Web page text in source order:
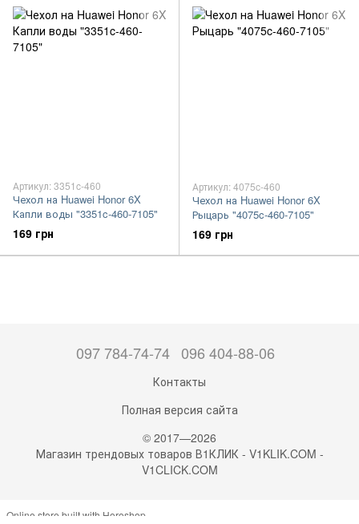
Артикул: 3351c-460
Чехол на Huawei Honor 6X
Капли воды "3351c-460-7105"
169 грн
Артикул: 4075c-460
Чехол на Huawei Honor 6X
Рыцарь "4075c-460-7105"
169 грн
097 784-74-74 096 404-88-06
Контакты
Полная версия сайта
© 2017—2026
Магазин трендовых товаров В1КЛИК - V1KLIK.COM -
V1CLICK.COM
Online store built with Horoshop